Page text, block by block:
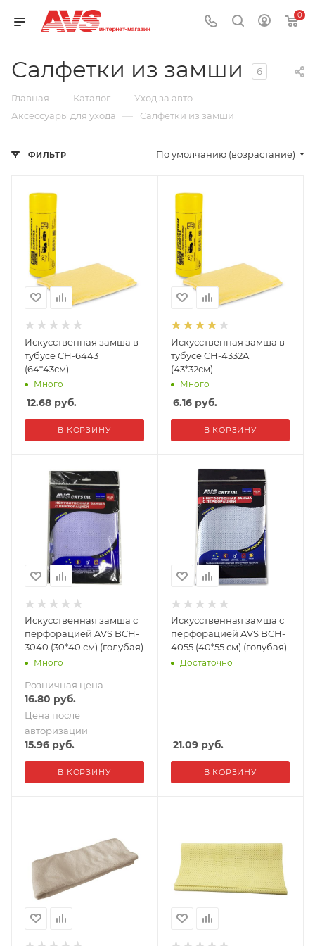
0
Салфетки из замши 6
Главная — Каталог — Уход за авто —
Аксессуары для ухода — Салфетки из замши
ФИЛЬТР По умолчанию (возрастание)
Искусственная замша в
тубусе CH-6443
(64*43см)
Много
12.68 руб.
В КОРЗИНУ
Искусственная замша в
тубусе CH-4332A
(43*32см)
Много
6.16руб.
В КОРЗИНУ
Искусственная замша с
перфорацией AVS BCH-
3040 (30*40 см) (голубая)
Много
Розничная цена
16.80 руб.
Цена после
авторизации
15.96 руб.
В КОРЗИНУ
Искусственная замша с
перфорацией AVS BCH-
4055 (40*55 см) (голубая)
Достаточно
21.09руб.
В КОРЗИНУ